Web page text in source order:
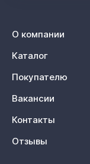
О компании
Каталог
Покупателю
Вакансии
Контакты
Отзывы